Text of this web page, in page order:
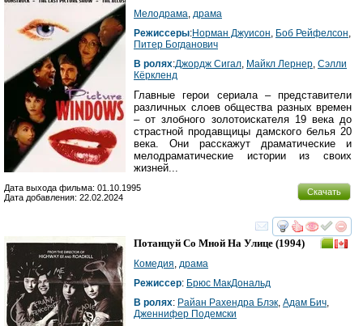
Мелодрама, драма
Режиссеры:Норман Джуисон, Боб Рейфелсон,
Питер Богданович
В ролях:Джордж Сигал, Майкл Лернер, Сэлли
Кёркленд
Главные герои сериала – представители
различных слоев общества разных времен
– от злобного золотоискателя 19 века до
страстной продавщицы дамского белья 20
века. Они расскажут драматические и
мелодраматические истории из своих
жизней...
Скачать
Дата выхода фильма: 01.10.1995
Дата добавления: 22.02.2024
смотреть
Потанцуй Со Мной На Улице (1994)
Комедия драма
Режиссер: Брюс МакДональд
В ролях: Райан Рахендра Блэк Адам Бич
Дженнифер Подемски